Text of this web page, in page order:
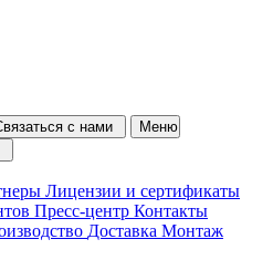
с нами Меню
Лицензии и сертификаты
Пресс-центр Контакты
Доставка Монтаж